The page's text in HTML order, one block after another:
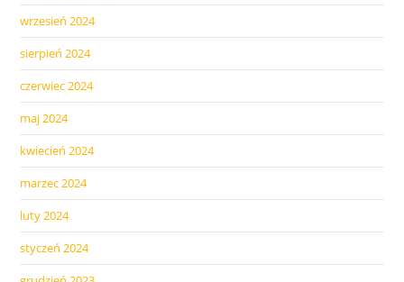
wrzesień 2024
sierpień 2024
czerwiec 2024
maj 2024
kwiecień 2024
marzec 2024
luty 2024
styczeń 2024